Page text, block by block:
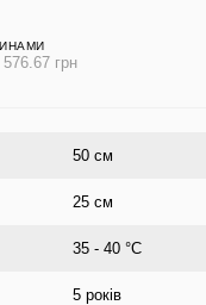
грн
50 см
25 см
35 - 40 °C
5 років